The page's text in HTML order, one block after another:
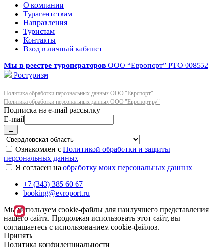
О компании
Турагентствам
Направления
Туристам
Контакты
Вход в личный кабинет
Мы в реестре туроператоров ООО “Европорт” РТО 008552
Ростуризм
Политика обработки персональных данных ООО "Европорт"
Политика обработки персональных данных ООО "Европорт.ру"
E-mail
→
Ознакомлен с Политикой обработки и защиты
персональных данных
Я согласен на обработку моих персональных данных
+7 (343) 385 60 67
booking@evroport.ru
Мы используем cookie-файлы для наилучшего представления
нашего сайта. Продолжая использовать этот сайт, вы
соглашаетесь с использованием cookie-файлов.
Принять
Политика конфиденциальности